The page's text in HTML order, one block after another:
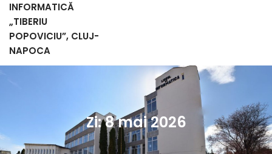
INFORMATICĂ
„TIBERIU
POPOVICIU”, CLUJ-
NAPOCA
Zi:8 mai 2026